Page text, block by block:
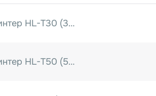
Встраиваемый ТТО принтер HL-T30 (32 мм, без станины)
Встраиваемый ТТО принтер HL-T50 (53 мм, без станины)